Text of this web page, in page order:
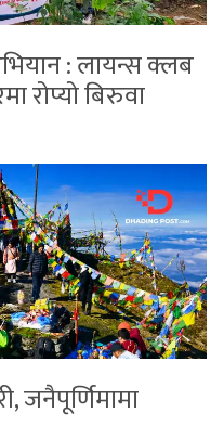
: लायन्स क्लब
रोप्यो बिरुवा
जनैपूर्णिमामा